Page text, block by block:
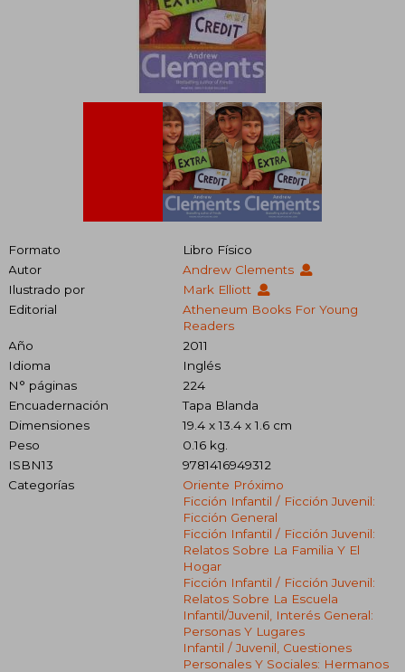
Formato
Libro Físico
Autor
Andrew Clements
Ilustrado por
Mark Elliott
Editorial
Atheneum Books For Young
Readers
Año
2011
Idioma
Inglés
N° páginas
224
Encuadernación
Tapa Blanda
Dimensiones
19.4 x 13.4 x 1.6 cm
Peso
0.16 kg.
ISBN13
9781416949312
Categorías
Oriente Próximo
Ficción Infantil / Ficción Juvenil:
Ficción General
Ficción Infantil / Ficción Juvenil:
Relatos Sobre La Familia Y El
Hogar
Ficción Infantil / Ficción Juvenil:
Relatos Sobre La Escuela
Infantil/juvenil, Interés General:
Personas Y Lugares
Infantil / Juvenil, Cuestiones
Personales Y Sociales: Hermanos